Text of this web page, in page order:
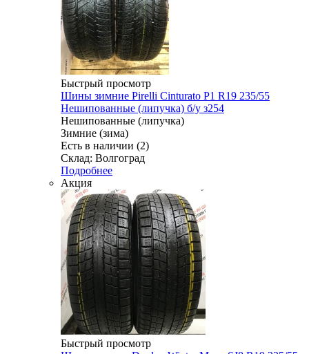
Быстрый просмотр
Шины зимние Pirelli Cinturato P1 R19 235/55
Нешипованные (липучка) б/у з254
Нешипованные (липучка)
Зимние (зима)
Есть в наличии (2)
Склад: Волгоград
Подробнее
Акция
Быстрый просмотр